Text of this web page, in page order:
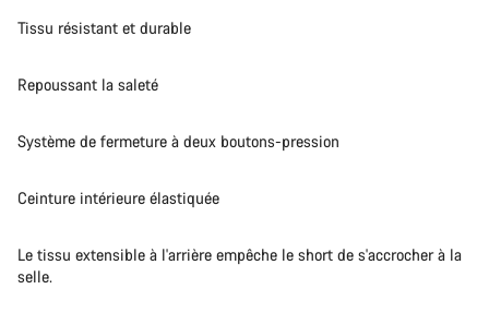
Tissu résistant et durable
Repoussant la saleté
Système de fermeture à deux boutons-pression
Ceinture intérieure élastiquée
Le tissu extensible à l'arrière empêche le short de s'accrocher à la
selle.